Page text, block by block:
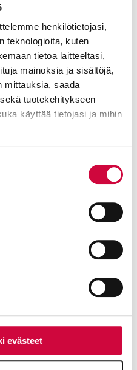
henkilötietojasi,
teknologioita, kuten
tietoa laitteeltasi,
mainoksia ja sisältöjä,
mittauksia, saada
tuotekehitykseen
käyttää tietojasi ja mihin
. Voit muuttaa
tilastointi- tai
evästeet
mallikkaasti maaliin!
mukana kokoamassa